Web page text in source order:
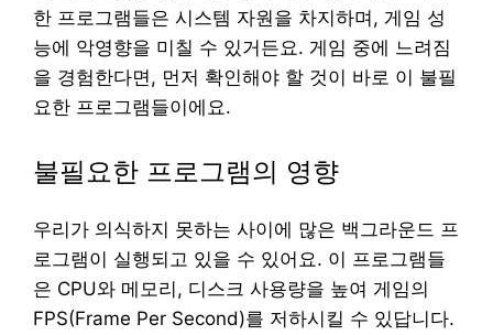
한 프로그램들은 시스템 자원을 차지하며, 게임 성
능에 악영향을 미칠 수 있거든요. 게임 중에 느려짐
을 경험한다면, 먼저 확인해야 할 것이 바로 이 불필
요한 프로그램들이에요.
불필요한 프로그램의 영향
우리가 의식하지 못하는 사이에 많은 백그라운드 프
로그램이 실행되고 있을 수 있어요. 이 프로그램들
은 CPU와 메모리, 디스크 사용량을 높여 게임의
FPS(Frame Per Second)를 저하시킬 수 있답니다.